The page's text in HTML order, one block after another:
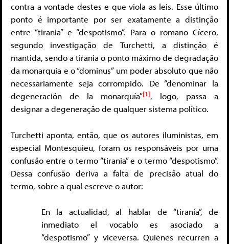
contra a vontade destes e que viola as leis. Esse último
ponto é importante por ser exatamente a distinção
entre “tirania” e “despotismo”. Para o romano Cícero,
segundo investigação de Turchetti, a distinção é
mantida, sendo a tirania o ponto máximo de degradação
da monarquia e o “dominus” um poder absoluto que não
necessariamente seja corrompido. De “denominar la
degeneración de la monarquía”[1], logo, passa a
designar a degeneração de qualquer sistema político.
Turchetti aponta, então, que os autores iluministas, em
especial Montesquieu, foram os responsáveis por uma
confusão entre o termo “tirania” e o termo “despotismo”.
Dessa confusão deriva a falta de precisão atual do
termo, sobre a qual escreve o autor:
En la actualidad, al hablar de “tiranía”, de
inmediato el vocablo es asociado a
“despotismo” y viceversa. Quienes recurren a